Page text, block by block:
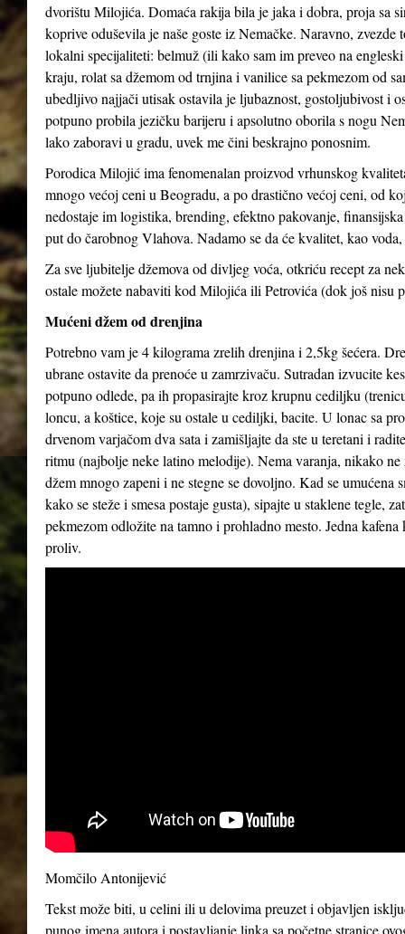
dvorištu Milojića. Domaća rakija bila je jaka i dobra, proja sa
koprive oduševila je naše goste iz Nemačke. Naravno,
lokalni specijaliteti: belmuž (ili kako sam im preveo na
kraju, rolat sa džemom od trnjina i vanilice sa pekmezom od
ubedljivo najjači utisak ostavila je ljubaznost, gostoljubivost i
potpuno probila jezičku barijeru i apsolutno oborila s nogu
lako zaboravi u gradu, uvek me čini beskrajno ponosnim.
Porodica Milojić ima fenomenalan proizvod vrhunskog
mnogo većoj ceni u Beogradu, a po drastično većoj ceni, od
nedostaje im logistika, brending, efektno pakovanje,
put do čarobnog Vlahova. Nadamo se da će kvalitet, kao
Za sve ljubitelje džemova od divljeg voća, otkriću recept za
ostale možete nabaviti kod Milojića ili Petrovića (dok još nisu
Mućeni džem od drenjina
Potrebno vam je 4 kilograma zrelih drenjina i 2,5kg šećera.
ubrane ostavite da prenoće u zamrzivaču. Sutradan izvucite
potpuno odlede, pa ih propasirajte kroz krupnu cediljku
loncu, a koštice, koje su ostale u cediljki, bacite. U lonac sa
drvenom varjačom dva sata i zamišljajte da ste u teretani i
ritmu (najbolje neke latino melodije). Nema varanja, nikako
džem mnogo zapeni i ne stegne se dovoljno. Kad se umućena
kako se steže i smesa postaje gusta), sipajte u staklene tegle,
pekmezom odložite na tamno i prohladno mesto. Jedna
proliv.
Momčilo Antonijević
Tekst može biti, u celini ili u delovima preuzet i objavljen
punog imena autora i postavljanje linka sa početne stranice